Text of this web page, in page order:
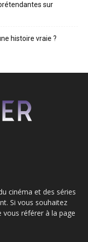
sur
histoire vraie ?
cinéma et des séries
Si vous souhaitez
référer à la page